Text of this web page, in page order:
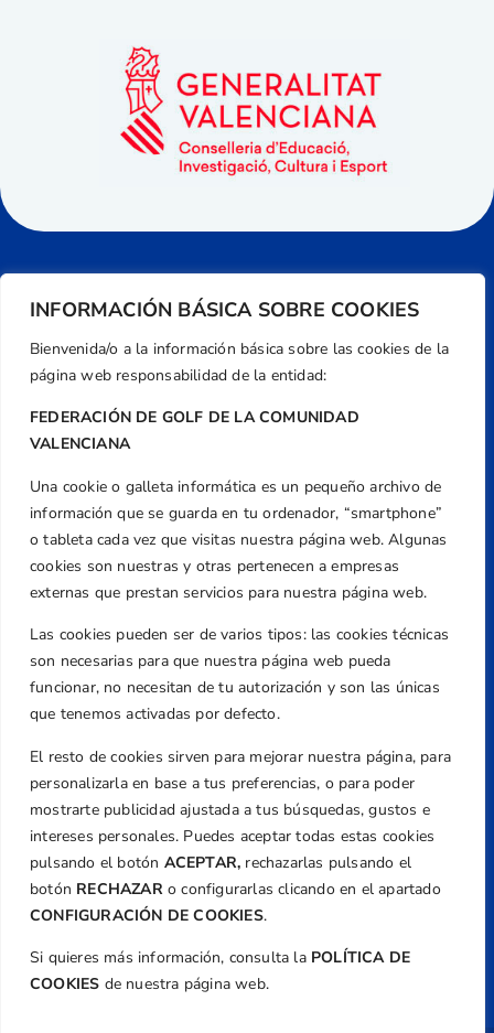
INFORMACIÓN BÁSICA SOBRE COOKIES
Bienvenida/o a la información básica sobre las cookies de la
página web responsabilidad de la entidad:
FEDERACIÓN DE GOLF DE LA COMUNIDAD
VALENCIANA
Una cookie o galleta informática es un pequeño archivo de
información que se guarda en tu ordenador, “smartphone”
o tableta cada vez que visitas nuestra página web. Algunas
cookies son nuestras y otras pertenecen a empresas
externas que prestan servicios para nuestra página web.
Las cookies pueden ser de varios tipos: las cookies técnicas
son necesarias para que nuestra página web pueda
funcionar, no necesitan de tu autorización y son las únicas
que tenemos activadas por defecto.
El resto de cookies sirven para mejorar nuestra página, para
personalizarla en base a tus preferencias, o para poder
mostrarte publicidad ajustada a tus búsquedas, gustos e
intereses personales. Puedes aceptar todas estas cookies
pulsando el botón ACEPTAR, rechazarlas pulsando el
botón RECHAZARo configurarlas clicando en el apartado
CONFIGURACIÓN DE COOKIES.
Si quieres más información, consulta la POLÍTICA DE
COOKIES de nuestra página web.
Dirección
Centre de L´Esport, Carrer d'Isaac Peral i
Caballero, Nº 5, Despachos 2 y 3, 46980,
Valencia
+34 961 367 799
Email
federacion@golfcv.com
Aviso Legal
Política de Privacidad
Transparencia
Normativa
Federación